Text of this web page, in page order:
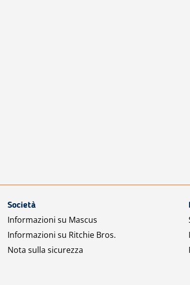
Società
Informazioni su Mascus
Informazioni su Ritchie Bros.
Nota sulla sicurezza